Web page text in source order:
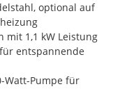
optional auf
mit 1,1 kW Leistung
entspannende
Watt-Pumpe für